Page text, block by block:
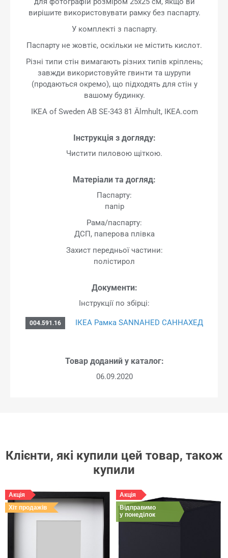
вирішите використовувати рамку без паспарту.
У комплекті з паспарту.
Паспарту не жовтіє, оскільки не містить кислот.
Різні типи стін вимагають різних типів кріплень;
завжди використовуйте гвинти та шурупи
(продаються окремо), що підходять для стін у
вашому будинку.
IKEA of Sweden AB SE-343 81 Älmhult, IKEA.com
Інструкція з догляду:
Чистити пиловою щіткою.
Матеріали та догляд:
Паспарту:
папір
Рама/паспарту:
ДСП, паперова плівка
Захист передньої частини:
полістирол
Документи:
Інструкції по збірці:
004.591.16 ІКЕА Рамка SANNAHED САННАХЕД
Товар доданий у каталог:
06.09.2020
Клієнти, які купили цей товар, також
купили
Акція
Хіт продажів
Акція
Відправимо
у понеділок